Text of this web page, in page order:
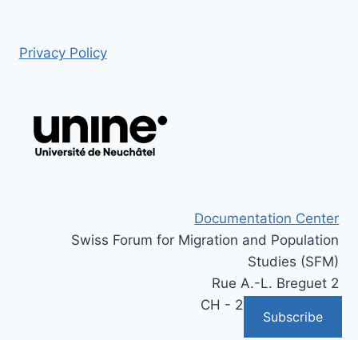
Privacy Policy
Documentation Center
Swiss Forum for Migration and Population
Studies (SFM)
Rue A.-L. Breguet 2
CH - 2000 Neuchâtel
Subscribe